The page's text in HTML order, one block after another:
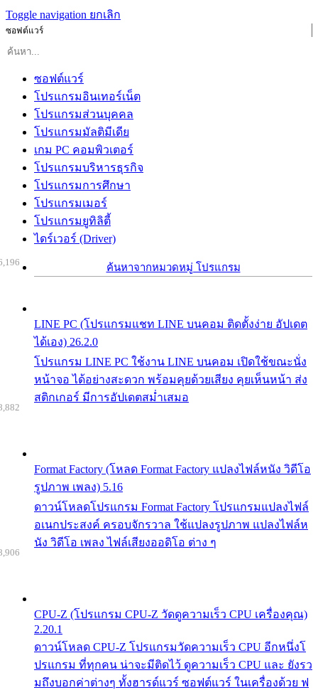
Toggle navigation ยกเลิก
ซอฟต์แวร์
ซอฟต์แวร์
โปรแกรมอินเทอร์เน็ต
โปรแกรมส่วนบุคคล
โปรแกรมมัลติมีเดีย
เกม PC คอมพิวเตอร์
โปรแกรมบริหารธุรกิจ
โปรแกรมการศึกษา
โปรแกรมเมอร์
โปรแกรมยูทิลิตี้
ไดร์เวอร์ (Driver)
ค้นหาจากหมวดหมู่ โปรแกรม
LINE PC (โปรแกรมแชท LINE บนคอม ติดตั้งง่าย อัปเดต
ได้เอง) 26.2.0
โปรแกรม LINE PC ใช้งาน LINE บนคอม เปิดใช้ขณะนั่ง
หน้าจอ ได้อย่างสะดวก พร้อมคุยด้วยเสียง คุยเห็นหน้า ส่ง
สติกเกอร์ มีการอัปเดตสม่ำเสมอ
Format Factory (โหลด Format Factory แปลงไฟล์หนัง วิดีโอ
รูปภาพ เพลง) 5.16
ดาวน์โหลดโปรแกรม Format Factory โปรแกรมแปลงไฟล์
อเนกประสงค์ ครอบจักรวาล ใช้แปลงรูปภาพ แปลงไฟล์ห
นัง วิดีโอ เพลง ไฟล์เสียงออดิโอ ต่าง ๆ
CPU-Z (โปรแกรม CPU-Z วัดดูความเร็ว CPU เครื่องคุณ)
2.20.1
ดาวน์โหลด CPU-Z โปรแกรมวัดความเร็ว CPU อีกหนึ่งโ
ปรแกรม ที่ทุกคน น่าจะมีติดไว้ ดูความเร็ว CPU และ ยังรว
มถึงบอกค่าต่างๆ ทั้งฮารด์แวร์ ซอฟต์แวร์ ในเครื่องด้วย ฟ